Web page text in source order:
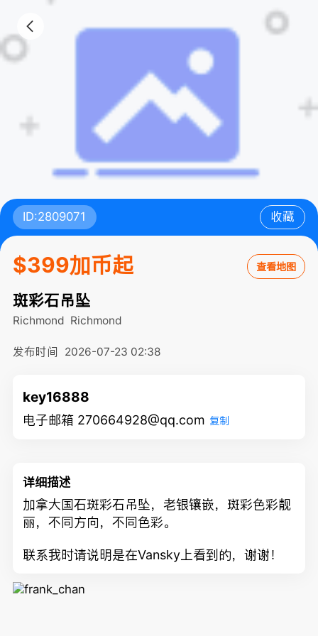
ID:2809071 收藏
$399加币起 查看地图
斑彩石吊坠
Richmond Richmond
发布时间 2026-07-23 02:38
key16888
电子邮箱 270664928@qq.com 复制
详细描述
加拿大国石斑彩石吊坠，老银镶嵌，斑彩色彩靓
丽，不同方向，不同色彩。
联系我时请说明是在Vansky上看到的，谢谢！